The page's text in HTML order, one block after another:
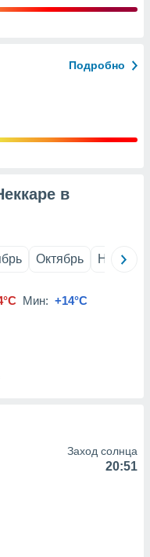
Подробно
в
Октябрь Ноябрь
Мин: +14°C
Заход солнца
20:51